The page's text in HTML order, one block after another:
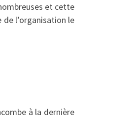
et cette
de l’organisation le
à la dernière